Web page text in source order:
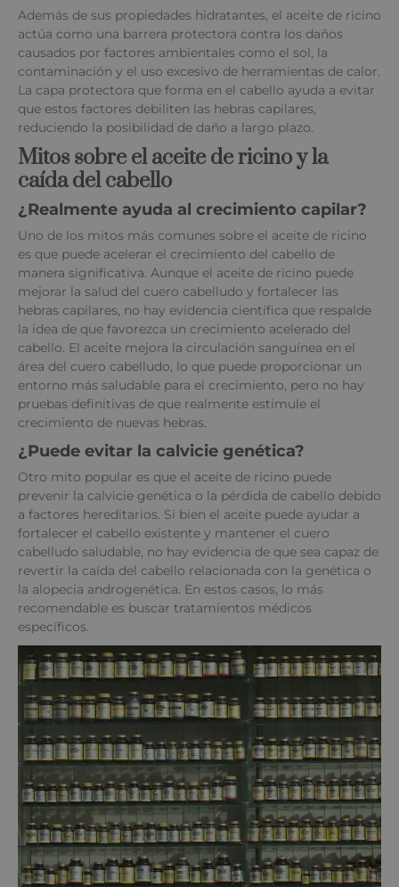
Además de sus propiedades hidratantes, el aceite de ricino
actúa como una barrera protectora contra los daños
causados por factores ambientales como el sol, la
contaminación y el uso excesivo de herramientas de calor.
La capa protectora que forma en el cabello ayuda a evitar
que estos factores debiliten las hebras capilares,
reduciendo la posibilidad de daño a largo plazo.
Mitos sobre el aceite de ricino y la
caída del cabello
¿Realmente ayuda al crecimiento capilar?
Uno de los mitos más comunes sobre el aceite de ricino
es que puede acelerar el crecimiento del cabello de
manera significativa. Aunque el aceite de ricino puede
mejorar la salud del cuero cabelludo y fortalecer las
hebras capilares, no hay evidencia científica que respalde
la idea de que favorezca un crecimiento acelerado del
cabello. El aceite mejora la circulación sanguínea en el
área del cuero cabelludo, lo que puede proporcionar un
entorno más saludable para el crecimiento, pero no hay
pruebas definitivas de que realmente estimule el
crecimiento de nuevas hebras.
¿Puede evitar la calvicie genética?
Otro mito popular es que el aceite de ricino puede
prevenir la calvicie genética o la pérdida de cabello debido
a factores hereditarios. Si bien el aceite puede ayudar a
fortalecer el cabello existente y mantener el cuero
cabelludo saludable, no hay evidencia de que sea capaz de
revertir la caída del cabello relacionada con la genética o
la alopecia androgenética. En estos casos, lo más
recomendable es buscar tratamientos médicos
específicos.